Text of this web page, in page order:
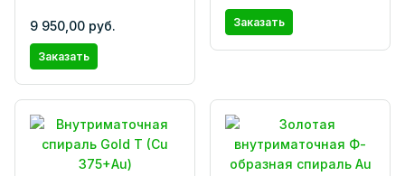
9 950,00 руб.
Заказать
Заказать